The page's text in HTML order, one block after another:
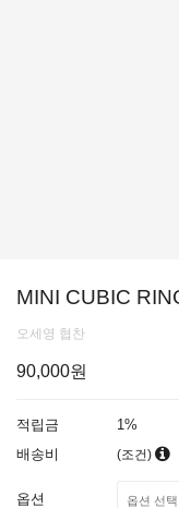
MINI CUBIC
오세영 협찬
90,000원
적립금
1%
배송비
(조건)
옵션